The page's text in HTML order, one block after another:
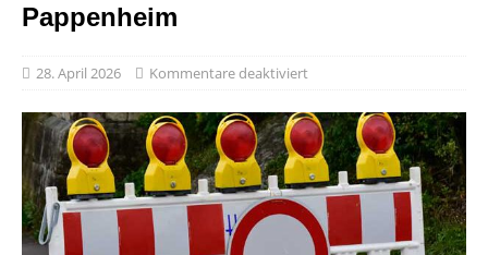
Pappenheim
28. April 2026 Kommentare deaktiviert